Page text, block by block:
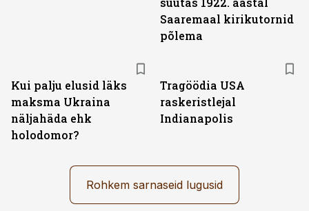
Saaremaal kirikutornid
põlema
Kui palju elusid läks
maksma Ukraina
näljahäda ehk
holodomor?
Tragöödia USA
raskeristlejal
Indianapolis
Rohkem sarnaseid lugusid